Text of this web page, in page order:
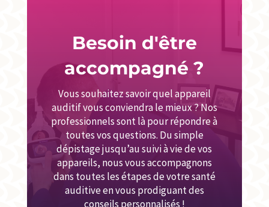
Besoin d'être
accompagné ?
Vous souhaitez savoir quel appareil
auditif vous conviendra le mieux ? Nos
professionnels sont là pour répondre à
toutes vos questions. Du simple
dépistage jusqu’au suivi à vie de vos
appareils, nous vous accompagnons
dans toutes les étapes de votre santé
auditive en vous prodiguant des
conseils personnalisés !